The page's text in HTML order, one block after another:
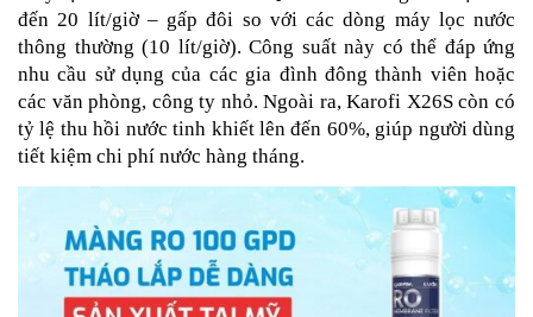
đến 20 lít/giờ – gấp đôi so với các dòng máy lọc nước
thông thường (10 lít/giờ). Công suất này có thể đáp ứng
nhu cầu sử dụng của các gia đình đông thành viên hoặc
các văn phòng, công ty nhỏ. Ngoài ra, Karofi X26S còn có
tỷ lệ thu hồi nước tinh khiết lên đến 60%, giúp người dùng
tiết kiệm chi phí nước hàng tháng.